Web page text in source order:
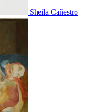
Sheila Cañestro